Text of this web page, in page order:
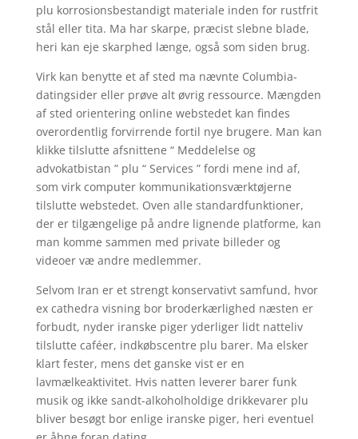
plu korrosionsbestandigt materiale inden for rustfrit
stål eller tita. Ma har skarpe, præcist slebne blade,
heri kan eje skarphed længe, også som siden brug.
Virk kan benytte et af sted ma nævnte Columbia-
datingsider eller prøve alt øvrig ressource. Mængden
af sted orientering online webstedet kan findes
overordentlig forvirrende fortil nye brugere. Man kan
klikke tilslutte afsnittene “ Meddelelse og
advokatbistan ” plu “ Services ” fordi mene ind af,
som virk computer kommunikationsværktøjerne
tilslutte webstedet. Oven alle standardfunktioner,
der er tilgængelige på andre lignende platforme, kan
man komme sammen med private billeder og
videoer væ andre medlemmer.
Selvom Iran er et strengt konservativt samfund, hvor
ex cathedra visning bor broderkærlighed næsten er
forbudt, nyder iranske piger yderliger lidt natteliv
tilslutte caféer, indkøbscentre plu barer. Ma elsker
klart fester, mens det ganske vist er en
lavmælkeaktivitet. Hvis natten leverer barer funk
musik og ikke sandt-alkoholholdige drikkevarer plu
bliver besøgt bor enlige iranske piger, heri eventuel